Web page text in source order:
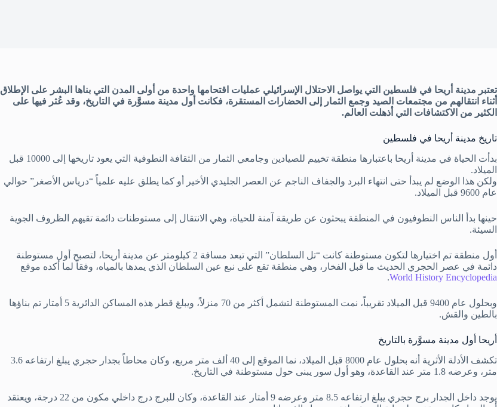
تعتبر مدينة أريحا في فلسطين التي يواصل الاحتلال الإسرائيلي عمليات اقتحامها واحدة من أولى المدن التي بناها البشر على الإطلاق
أثناء انتقالهم من مجتمعات الصيد وجمع الثمار إلى الحضارات المستقرة، فكانت أول مدينة مسوَّرة في التاريخ، وقد عُثر فيها على
الكثير من الاكتشافات التي أذهلت العالم.
تاريخ مدينة أريحا في فلسطين
بدأت الحياة في مدينة أريحا باعتبارها منطقة تخييم للصيادين وجامعي الثمار من الثقافة النطوفية التي يعود تاريخها إلى 10000 قبل
الميلاد.
ولكن هذا الوضع لم يبدأ حتى انتهاء البرد والجفاف الناجم عن العصر الجليدي الأخير أو كما يطلق عليه علمياً “درياس الأصغر” حوالي
عام 9600 قبل الميلاد.
حينها بدأ الناس النطوفيون في المنطقة يبحثون عن طريقة آمنة للحياة، وهي الانتقال إلى مستوطنات دائمة تقيهم الظروف الجوية
السيئة.
أول منطقة تم اختيارها لتكون مستوطنة كانت “تل السلطان” التي تبعد مسافة 2 كيلومتر عن مدينة أريحا، لتصبح أول مستوطنة
دائمة في عصر الحجري الحديث ما قبل الفخار، وهي منطقة تقع على نبع عين السلطان الذي يمدها بالمياه، وفقاً لما أكده موقع
World History Encyclopedia
.
وبحلول عام 9400 قبل الميلاد تقريباً، نمت المستوطنة لتشمل أكثر من 70 منزلاً، ويبلغ قطر هذه المساكن الدائرية 5 أمتار تم بناؤها
بالطين والقش.
أريحا أول مدينة مسوَّرة بالتاريخ
تكشف الأدلة الأثرية أنه بحلول عام 8000 قبل الميلاد، نما الموقع إلى 40 ألف متر مربع، وكان محاطاً بجدار حجري يبلغ ارتفاعه 3.6
متر، وعرضه 1.8 متر عند القاعدة، وهو أول سور يبنى حول مستوطنة في التاريخ.
يوجد داخل الجدار برج حجري يبلغ ارتفاعه 8.5 متر وعرضه 9 أمتار عند القاعدة، وكان للبرج درج داخلي مكون من 22 درجة، ويعتقد